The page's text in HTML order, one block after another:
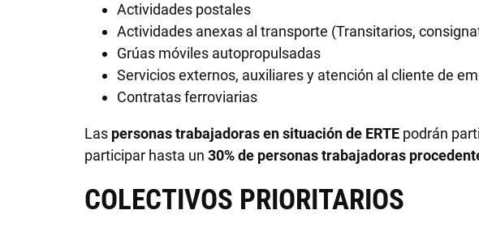
Actividades postales
Actividades anexas al transporte (Transitarios,
Grúas móviles autopropulsadas
Servicios externos, auxiliares y atención al cliente de
Contratas ferroviarias
Las personas trabajadoras en situación de ERTE podrán
participar hasta un 30% de personas trabajadoras
COLECTIVOS PRIORITARIOS